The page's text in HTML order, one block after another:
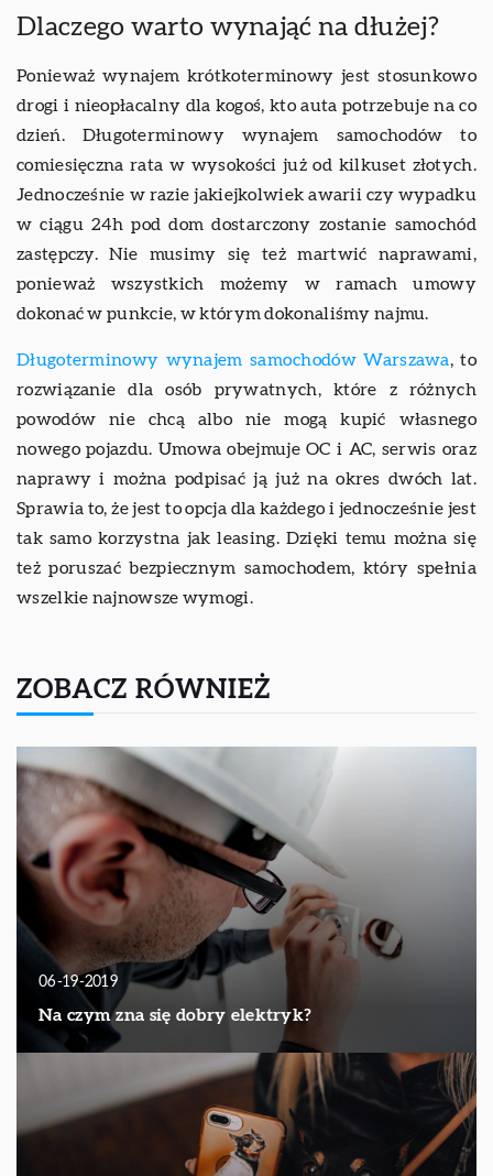
Dlaczego warto wynająć na dłużej?
Ponieważ wynajem krótkoterminowy jest stosunkowo
drogi i nieopłacalny dla kogoś, kto auta potrzebuje na co
dzień. Długoterminowy wynajem samochodów to
comiesięczna rata w wysokości już od kilkuset złotych.
Jednocześnie w razie jakiejkolwiek awarii czy wypadku
w ciągu 24h pod dom dostarczony zostanie samochód
zastępczy. Nie musimy się też martwić naprawami,
ponieważ wszystkich możemy w ramach umowy
dokonać w punkcie, w którym dokonaliśmy najmu.
Długoterminowy wynajem samochodów Warszawa, to
rozwiązanie dla osób prywatnych, które z różnych
powodów nie chcą albo nie mogą kupić własnego
nowego pojazdu. Umowa obejmuje OC i AC, serwis oraz
naprawy i można podpisać ją już na okres dwóch lat.
Sprawia to, że jest to opcja dla każdego i jednocześnie jest
tak samo korzystna jak leasing. Dzięki temu można się
też poruszać bezpiecznym samochodem, który spełnia
wszelkie najnowsze wymogi.
ZOBACZ RÓWNIEŻ
06-19-2019
Na czym zna się dobry elektryk?